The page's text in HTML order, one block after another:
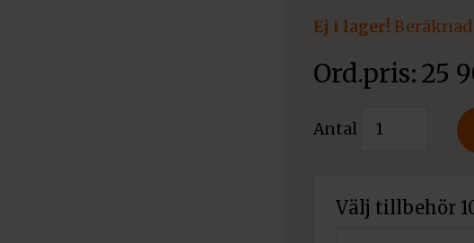
Ej i lager!
25
Antal
Spiskassett
mängd
Välj tillbehör